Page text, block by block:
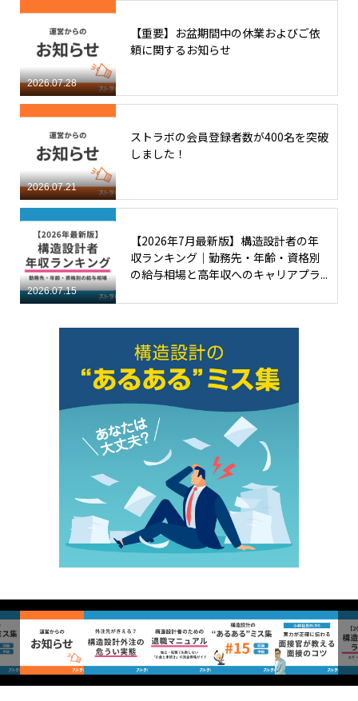
2026.07.28
【重要】お盆期間中の休業およびご依
頼に関するお知らせ
2026.07.21
ストラボの会員登録者数が400名を突破
しました！
2026.07.15
【2026年7月最新版】構造設計者の年
収ランキング｜勤務先・年齢・資格別
の給与相場と高年収へのキャリアプラ...